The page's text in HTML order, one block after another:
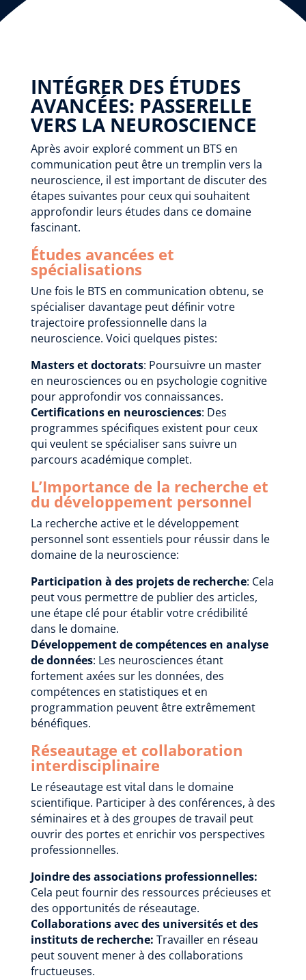
INTÉGRER DES ÉTUDES
AVANCÉES: PASSERELLE
VERS LA NEUROSCIENCE
Après avoir exploré comment un BTS en
communication peut être un tremplin vers la
neuroscience, il est important de discuter des
étapes suivantes pour ceux qui souhaitent
approfondir leurs études dans ce domaine
fascinant.
Études avancées et
spécialisations
Une fois le BTS en communication obtenu, se
spécialiser davantage peut définir votre
trajectoire professionnelle dans la
neuroscience. Voici quelques pistes:
Masters et doctorats: Poursuivre un master
en neurosciences ou en psychologie cognitive
pour approfondir vos connaissances.
Certifications en neurosciences: Des
programmes spécifiques existent pour ceux
qui veulent se spécialiser sans suivre un
parcours académique complet.
L’Importance de la recherche et
du développement personnel
La recherche active et le développement
personnel sont essentiels pour réussir dans le
domaine de la neuroscience:
Participation à des projets de recherche: Cela
peut vous permettre de publier des articles,
une étape clé pour établir votre crédibilité
dans le domaine.
Développement de compétences en analyse
de données: Les neurosciences étant
fortement axées sur les données, des
compétences en statistiques et en
programmation peuvent être extrêmement
bénéfiques.
Réseautage et collaboration
interdisciplinaire
Le réseautage est vital dans le domaine
scientifique. Participer à des conférences, à des
séminaires et à des groupes de travail peut
ouvrir des portes et enrichir vos perspectives
professionnelles.
Joindre des associations professionnelles:
Cela peut fournir des ressources précieuses et
des opportunités de réseautage.
Collaborations avec des universités et des
instituts de recherche: Travailler en réseau
peut souvent mener à des collaborations
fructueuses.